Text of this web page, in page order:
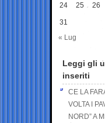
24 25 26
31
« Lug
Leggi gli
inseriti
CE LA
VOLTA I
NORD” A